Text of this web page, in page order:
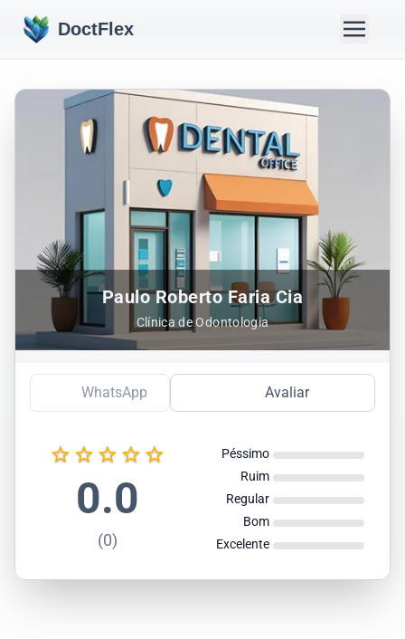
DoctFlex
Paulo Roberto Faria Cia
Clínica de Odontologia
WhatsApp Avaliar
star_border star_border star_border star_border star_border
0.0
(0)
Péssimo
Ruim
Regular
Bom
Excelente